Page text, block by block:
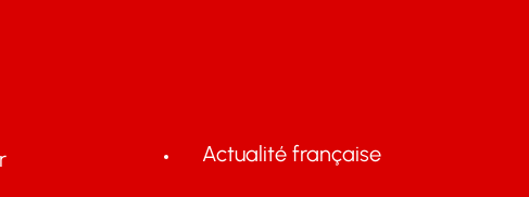
Actualité française